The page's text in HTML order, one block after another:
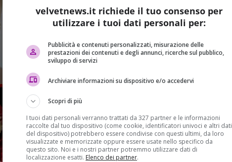
velvetnews.it richiede il tuo consenso per
utilizzare i tuoi dati personali per:
Pubblicità e contenuti personalizzati, misurazione delle
prestazioni dei contenuti e degli annunci, ricerche sul pubblico,
sviluppo di servizi
Archiviare informazioni su dispositivo e/o accedervi
Scopri di più
I tuoi dati personali verranno trattati da 327 partner e le informazioni
raccolte dal tuo dispositivo (come cookie, identificatori univoci e altri dati
del dispositivo) potrebbero essere condivise con questi ultimi, da loro
visualizzate e memorizzate oppure essere usate nello specifico da
questo sito. Noi e i nostri partner potremmo utilizzare dati di
localizzazione esatti. Elenco dei partner.